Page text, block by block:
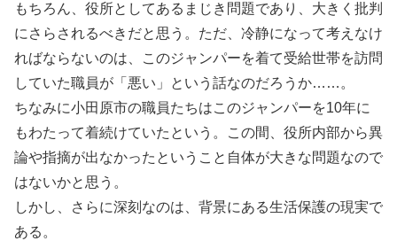
もちろん、役所としてあるまじき問題であり、大きく批判
にさらされるべきだと思う。ただ、冷静になって考えなけ
ればならないのは、このジャンパーを着て受給世帯を訪問
していた職員が「悪い」という話なのだろうか……。
ちなみに小田原市の職員たちはこのジャンパーを10年に
もわたって着続けていたという。この間、役所内部から異
論や指摘が出なかったということ自体が大きな問題なので
はないかと思う。
しかし、さらに深刻なのは、背景にある生活保護の現実で
ある。